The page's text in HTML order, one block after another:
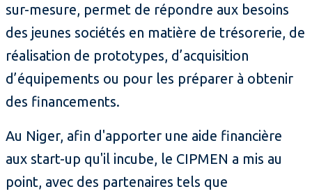
sur-mesure, permet de répondre aux besoins
des jeunes sociétés en matière de trésorerie, de
réalisation de prototypes, d’acquisition
d’équipements ou pour les préparer à obtenir
des financements.
Au Niger, afin d'apporter une aide financière
aux start-up qu'il incube, le CIPMEN a mis au
point, avec des partenaires tels que